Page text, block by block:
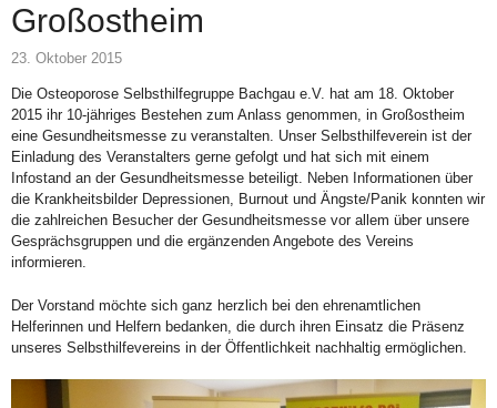
Großostheim
23. Oktober 2015
Die Osteoporose Selbsthilfegruppe Bachgau e.V. hat am 18. Oktober
2015 ihr 10-jähriges Bestehen zum Anlass genommen, in Großostheim
eine Gesundheitsmesse zu veranstalten. Unser Selbsthilfeverein ist der
Einladung des Veranstalters gerne gefolgt und hat sich mit einem
Infostand an der Gesundheitsmesse beteiligt. Neben Informationen über
die Krankheitsbilder Depressionen, Burnout und Ängste/Panik konnten wir
die zahlreichen Besucher der Gesundheitsmesse vor allem über unsere
Gesprächsgruppen und die ergänzenden Angebote des Vereins
informieren.
Der Vorstand möchte sich ganz herzlich bei den ehrenamtlichen
Helferinnen und Helfern bedanken, die durch ihren Einsatz die Präsenz
unseres Selbsthilfevereins in der Öffentlichkeit nachhaltig ermöglichen.